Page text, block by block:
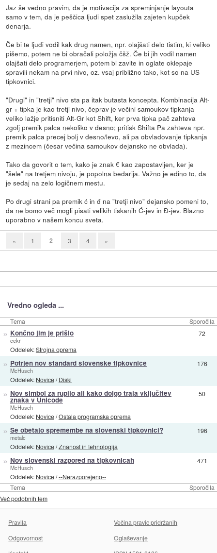
Jaz še vedno pravim, da je motivacija za spreminjanje layouta
samo v tem, da je peščica ljudi spet zaslužila zajeten kupček
denarja.
Če bi te ljudi vodil kak drug namen, npr. olajšati delo tistim, ki veliko
pišemo, potem ne bi obračali položja čšž. Če bi jih vodil namen
olajšati delo programerjem, potem bi zavite in oglate oklepaje
spravili nekam na prvi nivo, oz. vsaj približno tako, kot so na US
tipkovnici.
"Drugi" in "tretji" nivo sta pa itak butasta koncepta. Kombinacija Alt-
gr + tipka je kao tretji nivo, čeprav je večini samoukov tipkanja
veliko lažje pritisniti Alt-Gr kot Shift, ker prva tipka pač zahteva
zgolj premik palca nekoliko v desno; pritisk Shifta Pa zahteva npr.
premik palca precej bolj v desno/levo, ali pa obvladovanje tipkanja
z mezincem (česar večina samoukov dejansko ne obvlada).
Tako da govorit o tem, kako je znak € kao zapostavljen, ker je
"šele" na tretjem nivoju, je popolna bedarija. Važno je edino to, da
je sedaj na zelo logičnem mestu.
Po drugi strani pa premik ć in đ na "tretji nivo" dejansko pomeni to,
da ne bomo več mogli pisati velikih tiskanih Ć-jev in Đ-jev. Blazno
uporabno v našem koncu sveta.
« 1 2 3 4 »
Vredno ogleda ...
Tema Sporočila
Tema Sporočila
» Končno jim je prišlo
cekr
Oddelek:Strojna oprema
72
» Potrjen nov standard slovenske tipkovnice
McHusch
Oddelek: Novice/Diski
176
» Nov simbol za rupijo ali kako dolgo traja vključitev
znaka v Unicode
McHusch
Oddelek: Novice/Ostala programska oprema
50
» Se obetajo spremembe na slovenski tipkovnici?
metalc
Oddelek: Novice/Znanost in tehnologija
196
» Nov slovenski razpored na tipkovnicah
McHusch
Oddelek: Novice/--Nerazporejeno--
471
Več podobnih tem
Pravila
Večina pravic pridržanih
Odgovornost
Oglaševanje